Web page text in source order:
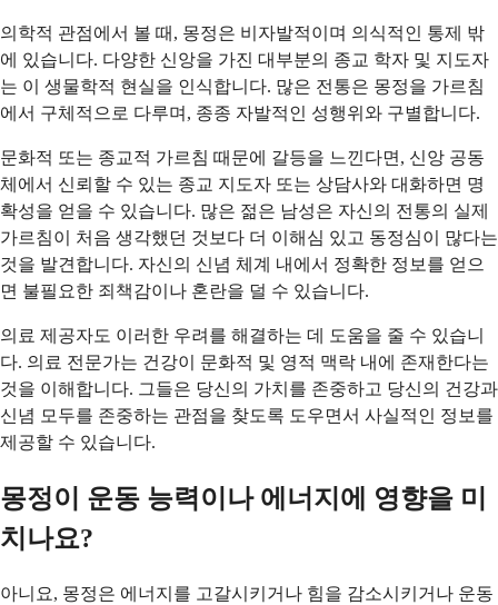
의학적 관점에서 볼 때, 몽정은 비자발적이며 의식적인 통제 밖
에 있습니다. 다양한 신앙을 가진 대부분의 종교 학자 및 지도자
는 이 생물학적 현실을 인식합니다. 많은 전통은 몽정을 가르침
에서 구체적으로 다루며, 종종 자발적인 성행위와 구별합니다.
문화적 또는 종교적 가르침 때문에 갈등을 느낀다면, 신앙 공동
체에서 신뢰할 수 있는 종교 지도자 또는 상담사와 대화하면 명
확성을 얻을 수 있습니다. 많은 젊은 남성은 자신의 전통의 실제
가르침이 처음 생각했던 것보다 더 이해심 있고 동정심이 많다는
것을 발견합니다. 자신의 신념 체계 내에서 정확한 정보를 얻으
면 불필요한 죄책감이나 혼란을 덜 수 있습니다.
의료 제공자도 이러한 우려를 해결하는 데 도움을 줄 수 있습니
다. 의료 전문가는 건강이 문화적 및 영적 맥락 내에 존재한다는
것을 이해합니다. 그들은 당신의 가치를 존중하고 당신의 건강과
신념 모두를 존중하는 관점을 찾도록 도우면서 사실적인 정보를
제공할 수 있습니다.
몽정이 운동 능력이나 에너지에 영향을 미
치나요?
아니요, 몽정은 에너지를 고갈시키거나 힘을 감소시키거나 운동